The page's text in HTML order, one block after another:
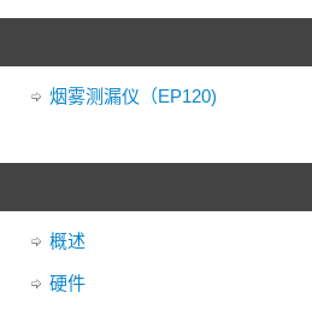
烟雾测漏仪（EP120)
概述
硬件